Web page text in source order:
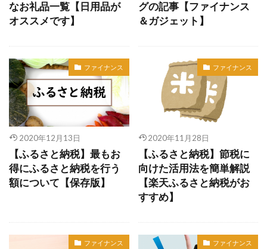
なお礼品一覧【日用品が
オススメです】
グの記事【ファイナンス
＆ガジェット】
ファイナンス
2020年12月13日
【ふるさと納税】最もお
得にふるさと納税を行う
額について【保存版】
ファイナンス
2020年11月28日
【ふるさと納税】節税に
向けた活用法を簡単解説
【楽天ふるさと納税がお
すすめ】
ファイナンス ファイナンス